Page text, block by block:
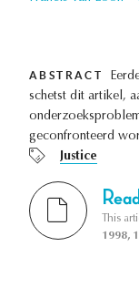
ABSTRACT
schetst dit artikel,
geconfronteerd
Justice
This
1998,